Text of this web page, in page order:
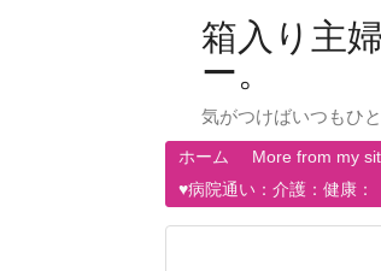
箱入り主
ー。
気がつけばいつもひ
ホーム More from my
♥病院通い：介護：健康：